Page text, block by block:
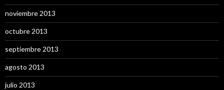
noviembre 2013
octubre 2013
septiembre 2013
agosto 2013
julio 2013